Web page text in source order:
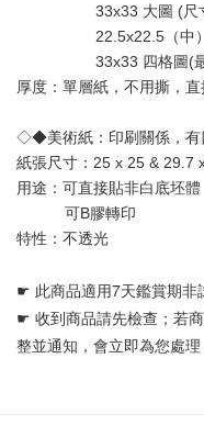
33x33 大
22.5x22.5（中）
33x33 四格圖(最
厚度：單層紙 ，不用撕，
◇◆美術紙：印刷關係，有
紙張尺寸：25 x 25 & 29.7
用途：可直接貼非白底坯體
可B膠轉印
特性：不透光
☛ 此商品適用7天鑑賞期非
☛ 收到商品請先檢查；若
整並通知，會立即為您處